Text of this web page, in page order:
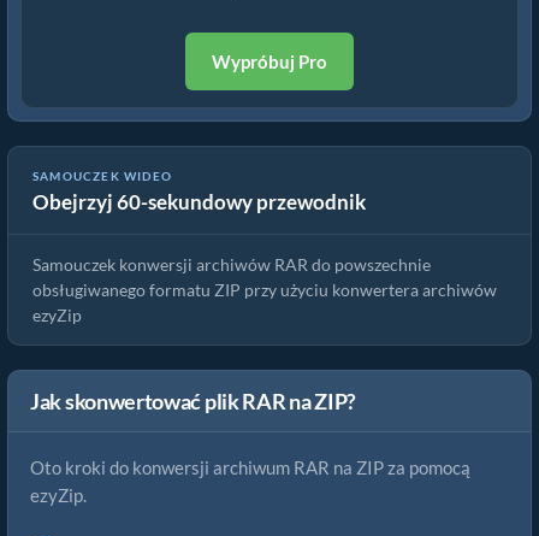
Wypróbuj Pro
SAMOUCZEK WIDEO
Obejrzyj 60-sekundowy przewodnik
Jak przekonwertować RAR do ZIP za darmo
Samouczek konwersji archiwów RAR do powszechnie
obsługiwanego formatu ZIP przy użyciu konwertera archiwów
ezyZip
Jak skonwertować plik RAR na ZIP?
Oto kroki do konwersji archiwum RAR na ZIP za pomocą
ezyZip.